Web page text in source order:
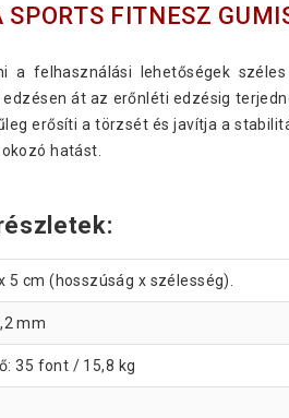
SPORTS FITNESZ
a felhasználási lehetőségek
edzésen át az erőnléti edzésig
erősíti a törzsét és javítja a
hatást.
5 cm (hosszúság x szélesség).
mm
35 font / 15,8 kg